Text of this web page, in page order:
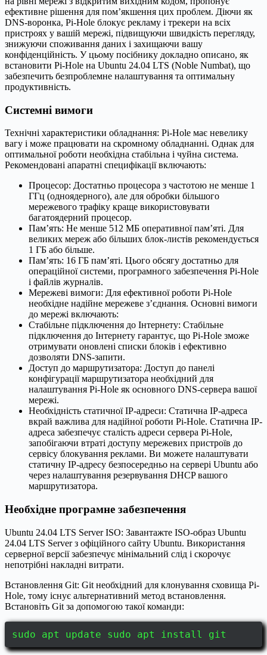
ефективне рішення для пом’якшення цих проблем. Діючи як
DNS-воронка, Pi-Hole блокує рекламу і трекери на всіх
пристроях у вашій мережі, підвищуючи швидкість перегляду,
знижуючи споживання даних і захищаючи вашу
конфіденційність. У цьому посібнику докладно описано, як
встановити Pi-Hole на Ubuntu 24.04 LTS (Noble Numbat), що
забезпечить безпроблемне налаштування та оптимальну
продуктивність.
Системні вимоги
Технічні характеристики обладнання: Pi-Hole має невелику
вагу і може працювати на скромному обладнанні. Однак для
оптимальної роботи необхідна стабільна і чуйна система.
Рекомендовані апаратні специфікації включають:
Процесор: Достатньо процесора з частотою не менше 1
ГГц (одноядерного), але для обробки більшого
мережевого трафіку краще використовувати
багатоядерний процесор.
Пам’ять: Не менше 512 МБ оперативної пам’яті. Для
великих мереж або більших блок-листів рекомендується
1 ГБ або більше.
Пам’ять: 16 ГБ пам’яті. Цього обсягу достатньо для
операційної системи, програмного забезпечення Pi-Hole
і файлів журналів.
Мережеві вимоги: Для ефективної роботи Pi-Hole
необхідне надійне мережеве з’єднання. Основні вимоги
до мережі включають:
Стабільне підключення до Інтернету: Стабільне
підключення до Інтернету гарантує, що Pi-Hole зможе
отримувати оновлені списки блоків і ефективно
дозволяти DNS-запити.
Доступ до маршрутизатора: Доступ до панелі
конфігурації маршрутизатора необхідний для
налаштування Pi-Hole як основного DNS-сервера вашої
мережі.
Необхідність статичної IP-адреси: Статична IP-адреса
вкрай важлива для надійної роботи Pi-Hole. Статична IP-
адреса забезпечує сталість адреси сервера Pi-Hole,
запобігаючи втраті доступу мережевих пристроїв до
сервісу блокування реклами. Ви можете налаштувати
статичну IP-адресу безпосередньо на сервері Ubuntu або
через налаштування резервування DHCP вашого
маршрутизатора.
Необхідне програмне забезпечення
Ubuntu 24.04 LTS Server ISO: Завантажте ISO-образ Ubuntu
24.04 LTS Server з офіційного сайту Ubuntu. Використання
серверної версії забезпечує мінімальний слід і скорочує
непотрібні накладні витрати.
Встановлення Git: Git необхідний для клонування сховища Pi-
Hole, тому існує альтернативний метод встановлення.
Встановіть Git за допомогою такої команди:
sudo apt update sudo apt install git